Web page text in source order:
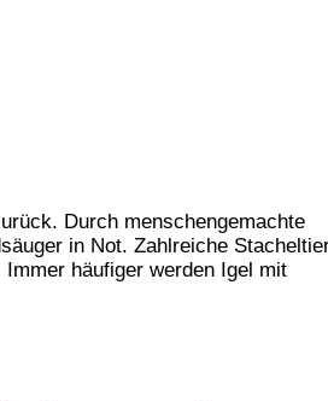
Durch menschengemachte
in Not. Zahlreiche
häufiger werden Igel mit